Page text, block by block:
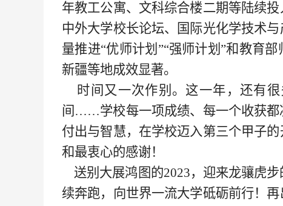
年教工公寓、文科综合楼二期等陆续
中外大学校长论坛、国际光化学技术
量推进“优师计划”“强师计划”和教育
新疆等地成效显著。
时间又一次作别。这一年，还有
间……学校每一项成绩、每一个收获都
付出与智慧，在学校迈入第三个甲子
和最衷心的感谢！
送别大展鸿图的2023，迎来龙骧虎
续奔跑，向世界一流大学砥砺前行！